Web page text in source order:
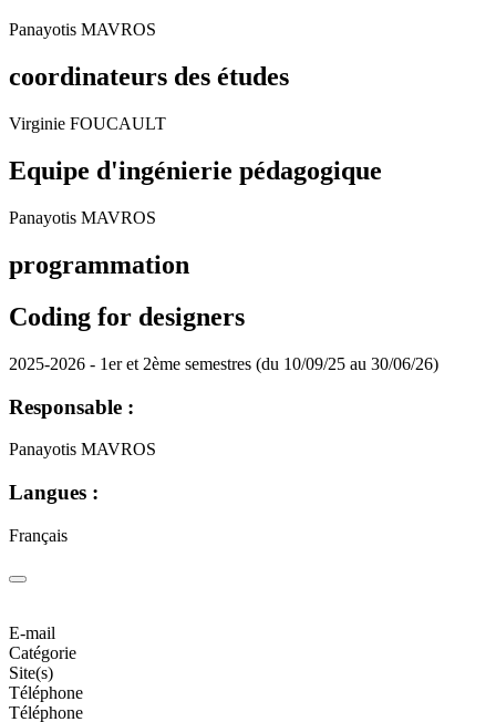
Panayotis MAVROS
coordinateurs des études
Virginie FOUCAULT
Equipe d'ingénierie pédagogique
Panayotis MAVROS
programmation
Coding for designers
2025-2026 - 1er et 2ème semestres (du 10/09/25 au 30/06/26)
Responsable :
Panayotis MAVROS
Langues :
Français
E-mail
Catégorie
Site(s)
Téléphone
Téléphone